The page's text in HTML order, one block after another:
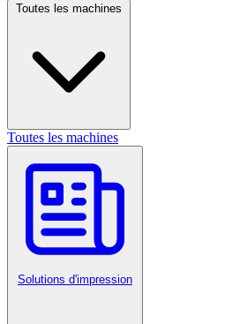
Toutes les machines
Toutes les machines
Solutions d'impression